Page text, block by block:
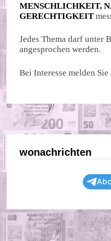
MENSCHLICHKEIT,
GERECHTIGKEIT
Jedes Thema darf unter
angesprochen werden.
Bei Interesse melden Sie
wonachrichten